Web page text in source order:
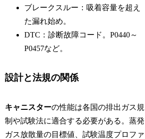
ブレークスルー：吸着容量を超え
た漏れ始め。
DTC：診断故障コード。P0440～
P0457など。
設計と法規の関係
キャニスターの性能は各国の排出ガス規
制や試験法に適合する必要がある。蒸発
ガス放散量の目標値、試験温度プロファ